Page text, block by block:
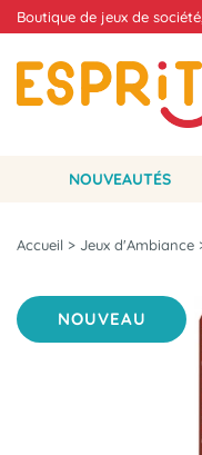
Boutique de jeux de
NOUVEAUTÉS
Accueil > Jeux d'Ambiance
NOUVEAU